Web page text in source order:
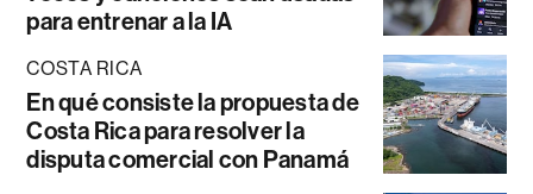
para entrenar a la IA
COSTA RICA
En qué consiste la propuesta de
Costa Rica para resolver la
disputa comercial con Panamá